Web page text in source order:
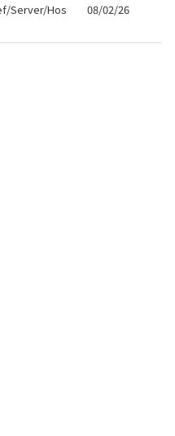
Server/Hos
08/02/26